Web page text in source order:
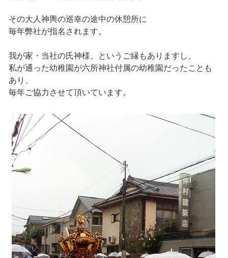
その大人神輿の巡幸の途中の休憩所に
毎年弊社が指名されます。
我が家・当社の氏神様、というご縁もありますし、
私が通った幼稚園が六所神社付属の幼稚園だったことも
あり、
毎年ご協力させて頂いています。